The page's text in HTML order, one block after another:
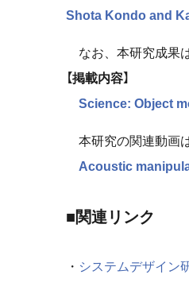
Shota Kondo and
なお、本研究成果
【掲載内容】
Science: Object
本研究の関連動画
Acoustic
■関連リンク
・ システムデザイン